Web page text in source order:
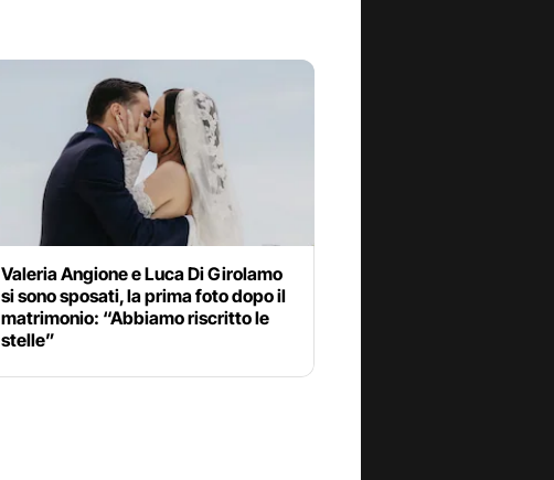
Valeria Angione e Luca Di Girolamo
si sono sposati, la prima foto dopo il
matrimonio: “Abbiamo riscritto le
stelle”